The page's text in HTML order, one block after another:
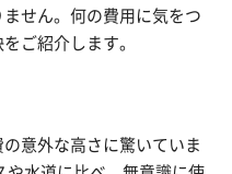
せん。何の費用に気をつ
ご紹介します。
意外な高さに驚いていま